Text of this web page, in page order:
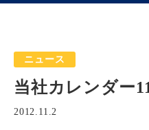
会社概要 沿革 代表
ニュース
当社カレンダー
2012.11.2